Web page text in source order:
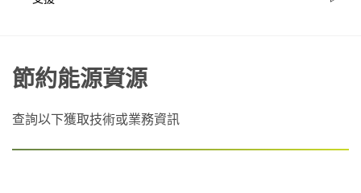
節約能源資源
查詢以下獲取技術或業務資訊